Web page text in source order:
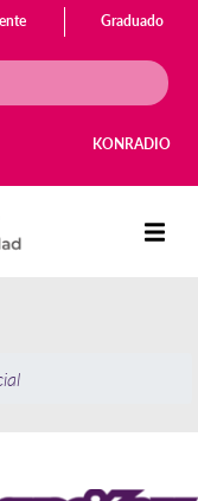
Graduado
KONRADIO